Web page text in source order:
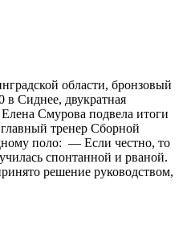
области, бронзовый
Сиднее, двукратная
Смурова подвела итоги
тренер Сборной
поло: — Если честно, то
спонтанной и рваной.
решение руководством,